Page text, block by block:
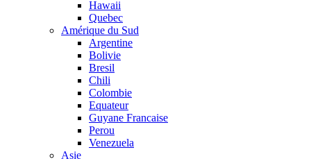
Hawaii
Quebec
Amérique du Sud
Argentine
Bolivie
Bresil
Chili
Colombie
Equateur
Guyane Francaise
Perou
Venezuela
Asie